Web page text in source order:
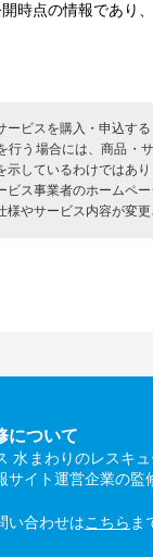
時点の情報であり
ビスを購入・申込す
行う場合には、商品・
示しているわけではあ
ビス事業者のホームペ
やサービス内容が変
について
水まわりのレスキ
サイト運営企業の監
い合わせはこちら ま